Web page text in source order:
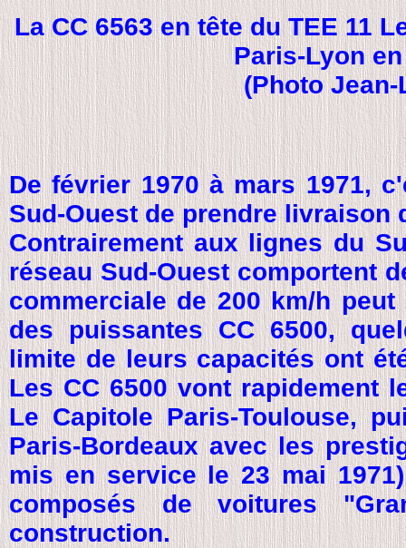
La CC 6563 en tête du TEE 11
Paris-Lyon
(Photo
De février 1970 à mars 1971,
Sud-Ouest de prendre livraison
Contrairement aux lignes du
réseau Sud-Ouest comportent
commerciale de 200 km/h
des puissantes CC 6500,
limite de leurs capacités ont
Les CC 6500 vont rapidement
Le Capitole Paris-Toulouse,
Paris-Bordeaux avec les
mis en service le 23 mai
composés de voitures
construction.